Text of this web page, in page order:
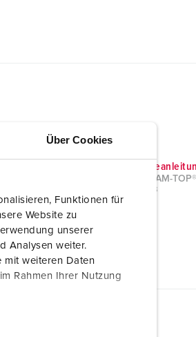
Über Cookies
Funktionen für
Website zu
unserer
Analysen weiter.
mit weiteren Daten
Rahmen Ihrer Nutzung
Stecker AM-
PDF, 2 MB